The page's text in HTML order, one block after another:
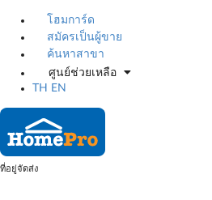
โฮมการ์ด
สมัครเป็นผู้ขาย
ค้นหาสาขา
ศูนย์ช่วยเหลือ
TH
EN
ที่อยู่จัดส่ง